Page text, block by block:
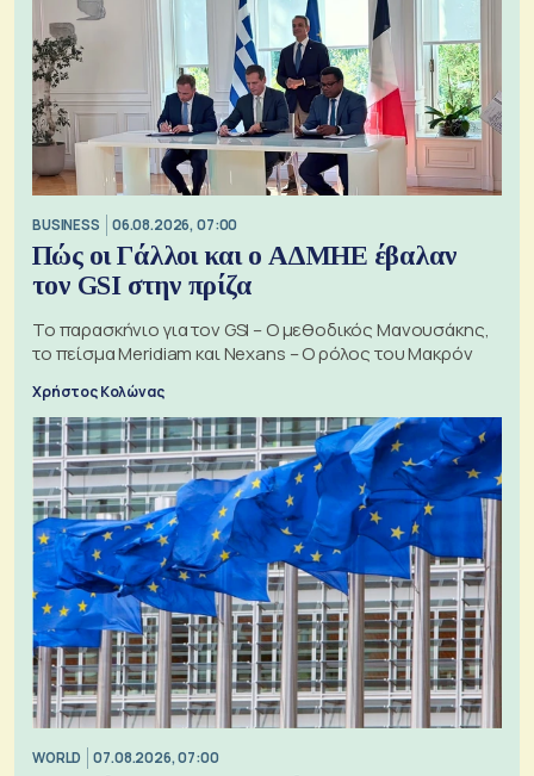
BUSINESS 06.08.2026, 07:00
Πώς οι Γάλλοι και ο ΑΔΜΗΕ έβαλαν
τον GSI στην πρίζα
Το παρασκήνιο για τον GSI – Ο μεθοδικός Μανουσάκης,
το πείσμα Meridiam και Nexans – Ο ρόλος του Μακρόν
Χρήστος Κολώνας
WORLD 07.08.2026, 07:00